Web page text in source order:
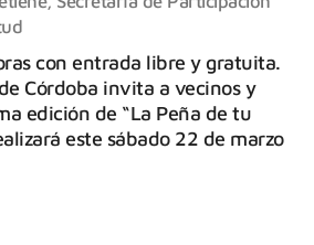
con entrada libre y gratuita.
Córdoba invita a vecinos y
edición de “La Peña de tu
este sábado 22 de marzo